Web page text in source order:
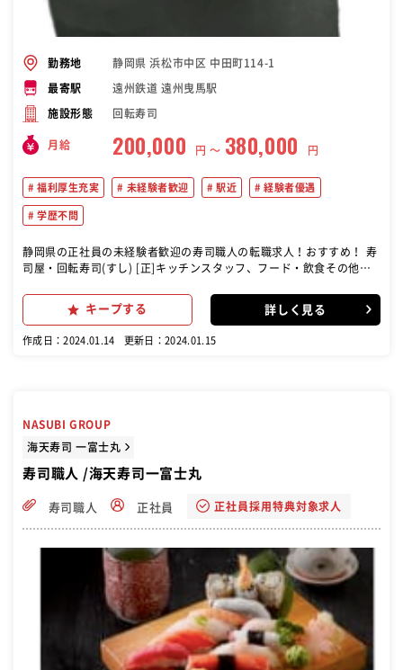
勤務地 静岡県 浜松市中区 中田町114-1
最寄駅 遠州鉄道 遠州曳馬駅
施設形態 回転寿司
月給 200,000 円 〜 380,000 円
福利厚生充実 未経験者歓迎 駅近 経験者優遇
学歴不問
静岡県の正社員の未経験者歓迎の寿司職人の転職求人！おすすめ！ 寿
司屋・回転寿司(すし) [正]キッチンスタッフ、フード・飲食その他、
キープする 詳しく見る
作成日：2024.01.14 更新日：2024.01.15
NASUBI GROUP
海天寿司 一富士丸
寿司職人 /海天寿司一富士丸
寿司職人 正社員 正社員採用特典対象求人